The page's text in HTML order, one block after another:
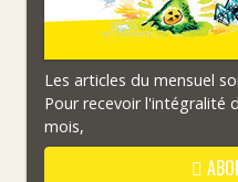
Les articles du mensuel
Pour recevoir l'intégralité
mois,